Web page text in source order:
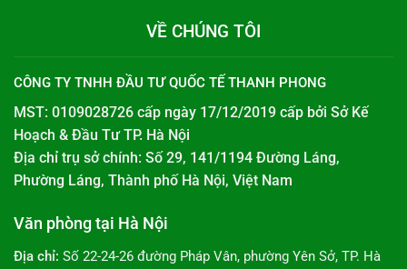
VỀ CHÚNG TÔI
CÔNG TY TNHH ĐẦU TƯ QUỐC TẾ THANH PHONG
MST: 0109028726 cấp ngày 17/12/2019 cấp bởi Sở Kế
Hoạch & Đầu Tư TP. Hà Nội
Địa chỉ trụ sở chính: Số 29, 141/1194 Đường Láng,
Phường Láng, Thành phố Hà Nội, Việt Nam
Văn phòng tại Hà Nội
Địa chỉ: Số 22-24-26 đường Pháp Vân, phường Yên Sở, TP. Hà